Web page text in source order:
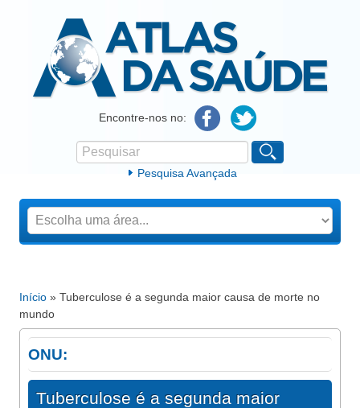
Atlas da SaúdeEncontre-nos no:
Formulário de procura
Pesquisar
Pesquisa Avançada
Está aqui
Início » Tuberculose é a segunda maior causa de morte no
mundo
ONU:
Tuberculose é a segunda maior